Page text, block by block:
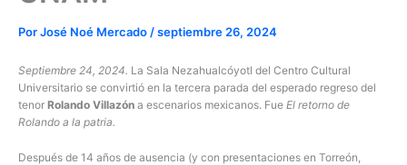
PorJosé Noé Mercado/septiembre 26, 2024
Septiembre 24, 2024. La Sala Nezahualcóyotl del Centro Cultural
Universitario se convirtió en la tercera parada del esperado regreso del
tenor Rolando Villazón a escenarios mexicanos. Fue El retorno de
Rolando a la patria.
Después de 14 años de ausencia (y con presentaciones en Torreón,